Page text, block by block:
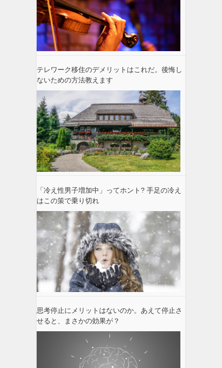
テレワーク移住のデメリットはこれだ。後悔し
ないための方法教えます
「冷え性男子増加中」ってホント? 手足の冷え
はこの策で乗り切れ
思考停止にメリットはないのか。あえて停止さ
せると、まさかの効果が？